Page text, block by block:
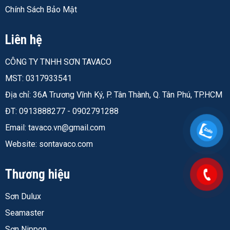
Thông số
Loại sơn
Epoxy 2 thành phần giàu kẽm,
Thể tích chất rắn 61 ± 2% (ISO 3233)
Tỷ trọng 2,5 kg/lít
Điểm chớp cháy 27°C (ISO 3679 Method 1)
Cấp độ bóng Mờ, GU 60° từ 0–35 (ISO 2813)
Màu sắc
Chính Sách Bảo Mật
Liên hệ
CÔNG TY TNHH SƠN TAVACO
MST: 0317933541
Địa chỉ: 36A Trương Vĩnh Ký, P. Tân Thành, Q. Tân Phú, TP.HCM
ĐT: 0913888277 - 0902791288
Email: tavaco.vn@gmail.com
Website: sontavaco.com
Thương hiệu
Sơn Dulux
Seamaster